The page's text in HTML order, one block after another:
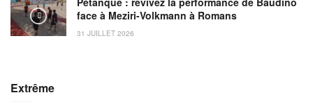
face à Meziri-Volkmann à Romans
31 JUILLET 2026
Extrême